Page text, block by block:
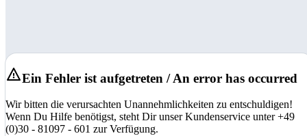
Ein Fehler ist aufgetreten / An error has occurred
Wir bitten die verursachten Unannehmlichkeiten zu entschuldigen!
Wenn Du Hilfe benötigst, steht Dir unser Kundenservice unter +49
(0)30 - 81097 - 601 zur Verfügung.